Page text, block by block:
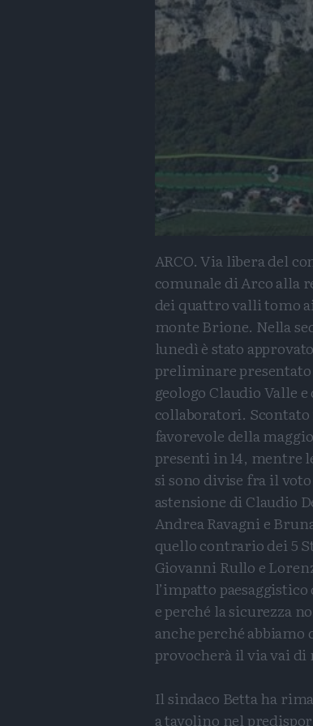
ARCO. Via libera del
comunale di Arco alla
dei quattro valli tomo
monte Brione. Nella
lunedì è stato
preliminare presentato
geologo Claudio Valle e
collaboratori.
favorevole della
presenti in 14, mentre
si sono divise fra il
astensione di Claudio
Andrea Ravagni e
quello contrario dei 5
Giovanni Rullo e
l’impatto
e perché la sicurezza
anche perché
provocherà il via vai di
Il sindaco Betta ha
a tavolino nel